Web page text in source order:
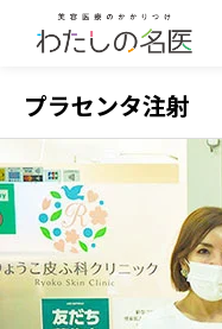
プラセンタ注射